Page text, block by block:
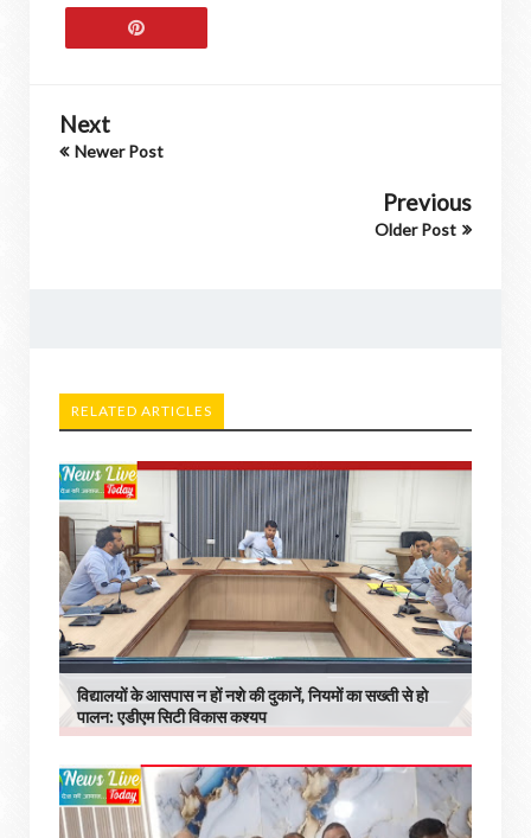
Next
Newer Post
Previous
Older Post
RELATED ARTICLES
विद्यालयों के आसपास न हों नशे की दुकानें, नियमों का सख्ती से हो
पालन: एडीएम सिटी विकास कश्यप